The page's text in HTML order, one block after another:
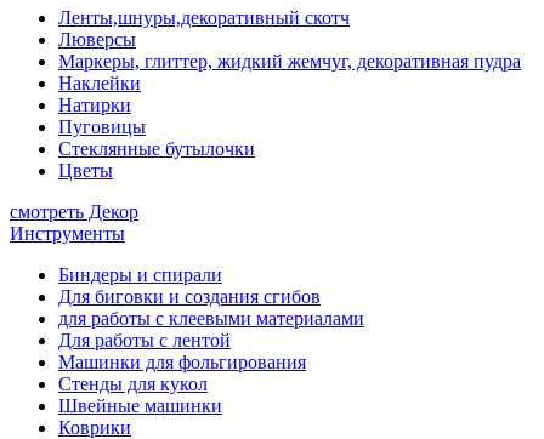
Ленты,шнуры,декоративный скотч
Люверсы
Маркеры, глиттер, жидкий жемчуг, декоративная пудра
Наклейки
Натирки
Пуговицы
Стеклянные бутылочки
Цветы
смотреть Декор
Инструменты
Биндеры и спирали
Для биговки и создания сгибов
для работы с клеевыми материалами
Для работы с лентой
Машинки для фольгирования
Стенды для кукол
Швейные машинки
Коврики